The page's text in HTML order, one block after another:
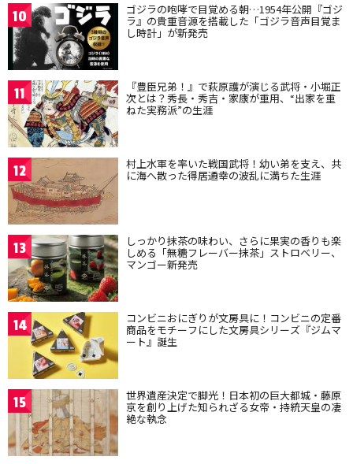
10 ゴジラの咆哮で目覚める朝…1954年公開『ゴジ
ラ』の貴重音源を搭載した「ゴジラ音声目覚ま
し時計」が新発売
11 『豊臣兄弟！』で萩原護が演じる武将・小堀正
次とは？秀長・秀吉・家康が重用、“出家を重
ねた実務派”の生涯
12 村上水軍を率いた戦国武将！幼い弟を支え、共
に海へ散った得居通幸の波乱に満ちた生涯
13 しっかり抹茶の味わい、さらに果実の香りも楽
しめる「無糖フレーバー抹茶」ストロベリー、
マンゴー新発売
14 コンビニおにぎりが文房具に！コンビニの定番
商品をモチーフにした文房具シリーズ『ジムマ
ート』誕生
15 世界遺産決定で脚光！日本初の巨大都城・藤原
京を創り上げた知られざる女帝・持統天皇の凄
絶な執念